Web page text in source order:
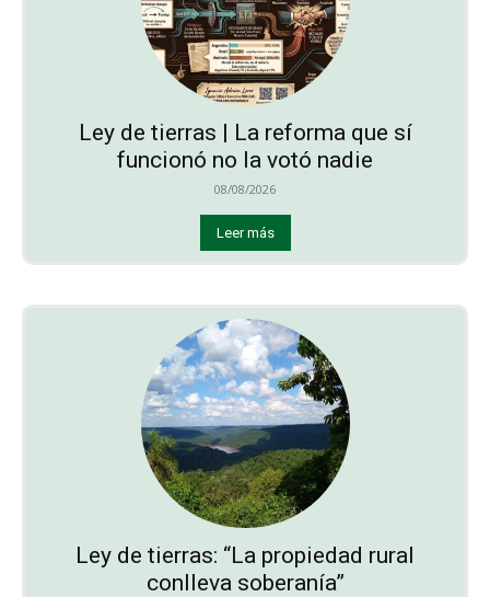
Ley de tierras | La reforma que sí
funcionó no la votó nadie
08/08/2026
Leer más
Ley de tierras: “La propiedad rural
conlleva soberanía”